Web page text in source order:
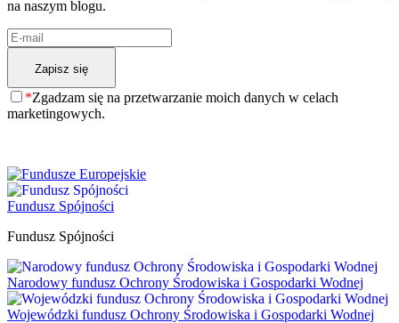
na naszym blogu.
*Zgadzam się na przetwarzanie moich danych w celach
marketingowych.
Fundusz Spójności
Fundusz Spójności
Narodowy fundusz Ochrony Środowiska i Gospodarki Wodnej
Wojewódzki fundusz Ochrony Środowiska i Gospodarki Wodnej